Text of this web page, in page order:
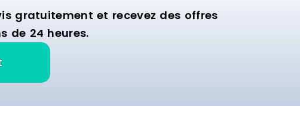
gratuitement et recevez des offres
de 24 heures.